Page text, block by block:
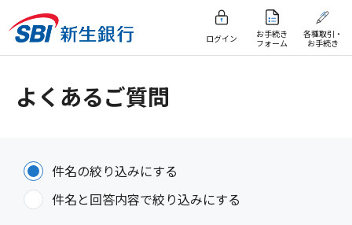
ログイン
お手続き
フォーム
各種取引・
お手続き
よくあるご質問
件名の絞り込みにする
件名と回答内容で絞り込みにする